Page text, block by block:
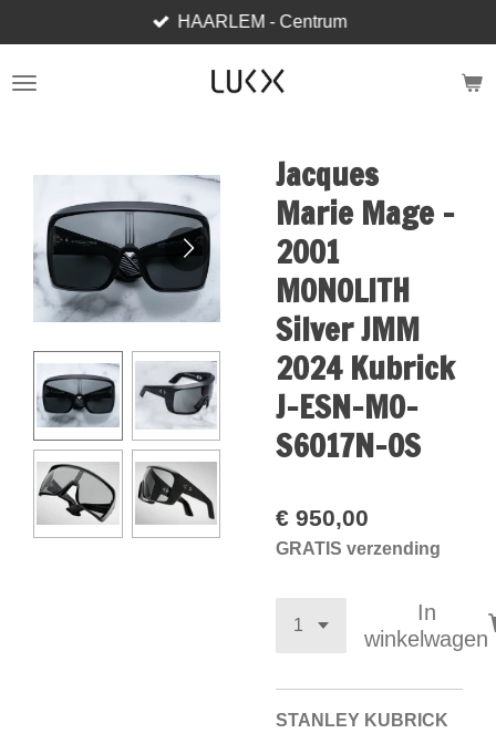
direct
naar
HAARLEM - Centrum
Jacques
Marie Mage -
2001
MONOLITH
Silver JMM
2024 Kubrick
J-ESN-MO-
S6017N-OS
€ 950,00
GRATIS verzending
In
winkelwagen
STANLEY KUBRICK